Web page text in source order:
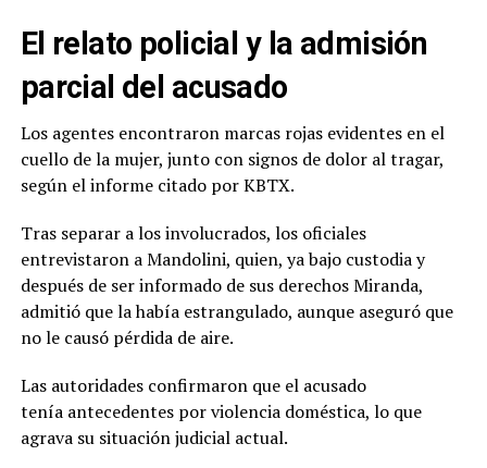
El relato policial y la admisión
parcial del acusado
Los agentes encontraron marcas rojas evidentes en el
cuello de la mujer, junto con signos de dolor al tragar,
según el informe citado por KBTX.
Tras separar a los involucrados, los oficiales
entrevistaron a Mandolini, quien, ya bajo custodia y
después de ser informado de sus derechos Miranda,
admitió que la había estrangulado, aunque aseguró que
no le causó pérdida de aire.
Las autoridades confirmaron que el acusado
tenía antecedentes por violencia doméstica, lo que
agrava su situación judicial actual.